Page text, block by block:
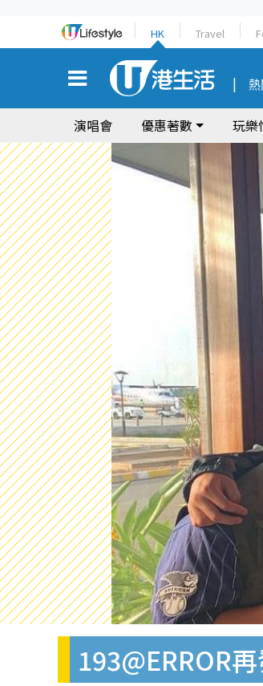
HK Travel
熱
演唱會 優惠著數 玩樂
193@ERROR